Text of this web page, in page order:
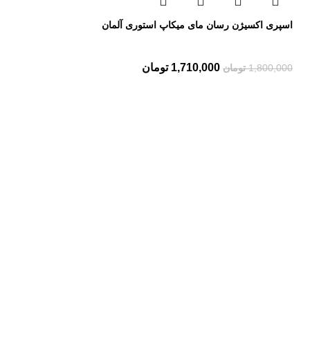
اسپری اکسیژن رسان مای میکاپ استوری آلمان
1,800,000 تومان 1,710,000 تومان